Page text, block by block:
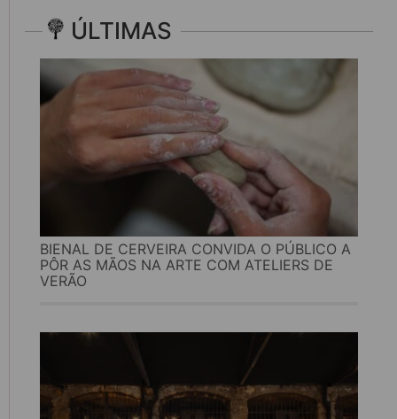
ÚLTIMAS
BIENAL DE CERVEIRA CONVIDA O PÚBLICO A
PÔR AS MÃOS NA ARTE COM ATELIERS DE
VERÃO